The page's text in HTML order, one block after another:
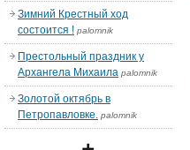
Зимний Крестный ход
состоится ! palomnik
Престольный праздник у
Архангела Михаила palomnik
Золотой октябрь в
Петропавловке. palomnik